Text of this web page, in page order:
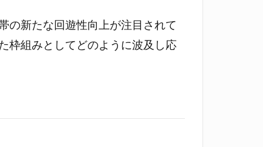
の新たな回遊性向上が注目されて
枠組みとしてどのように波及し応